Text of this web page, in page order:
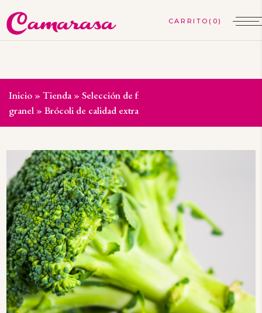
(0)
Inicio » Tienda» Selección de frutas y verduras
granel » Brócoli de calidad extra